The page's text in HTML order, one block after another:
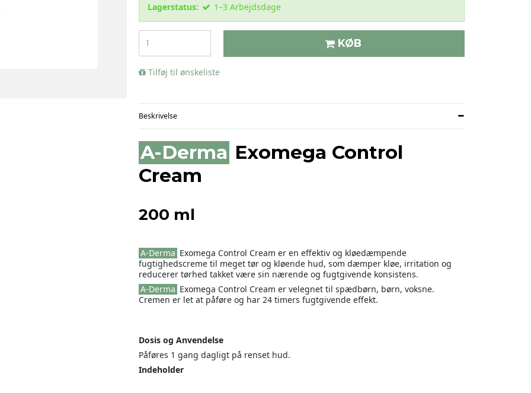
Lagerstatus: 1–3 Arbejdsdage
KØB
Tilføj til ønskeliste
Beskrivelse
A-Derma Exomega Control
Cream
200 ml
A-Derma Exomega Control Cream er en effektiv og kløedæmpende
fugtighedscreme til meget tør og kløende hud, som dæmper kløe, irritation og
reducerer tørhed takket være sin nærende og fugtgivende konsistens.
A-Derma Exomega Control Cream er velegnet til spædbørn, børn, voksne.
Cremen er let at påføre og har 24 timers fugtgivende effekt.
Dosis og Anvendelse
Påføres 1 gang dagligt på renset hud.
Indeholder